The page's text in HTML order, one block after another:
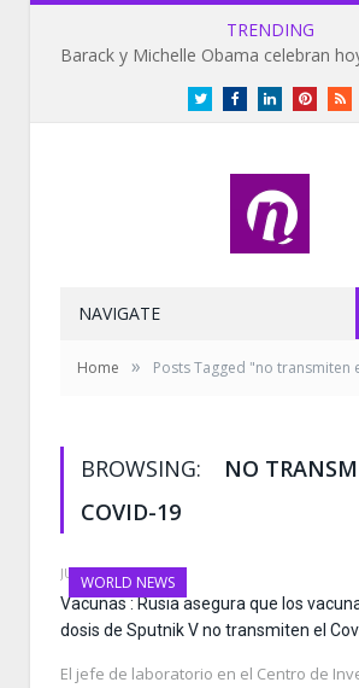
TRENDING
TwitterFacebookLinkedInPinterest
NAVIGATE
Home » Posts Tagged "no transmiten
BROWSING:
NO
COVID-19
WORLD NEWS
JULY 23, 2021
Vacunas : Rusia asegura que los
dosis de Sputnik V no transmiten el
El jefe de laboratorio en el Centro de